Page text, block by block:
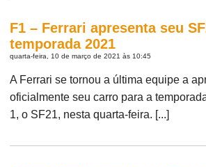
F1 – Ferrari apresenta seu
temporada 2021
quarta-feira, 10 de março de 2021 às 10:45
A Ferrari se tornou a última equipe a
oficialmente seu carro para a
1, o SF21, nesta quarta-feira. [...]